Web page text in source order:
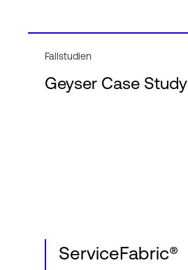
Wissenswertes
Fallstudien
Geyser Case Study
ServiceFabric®